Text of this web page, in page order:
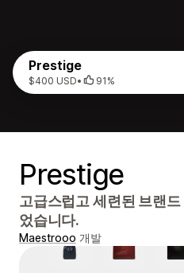
Prestige
$400 USD• 91%
Prestige
고급스럽고 세련된 브랜
었습니다.
Maestrooo 개발